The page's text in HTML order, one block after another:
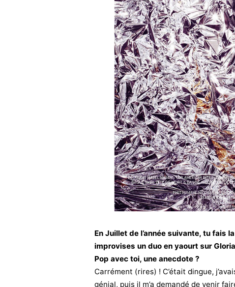
En Juillet de l’année suivante, tu fais
improvises un duo en yaourt sur
Pop avec toi, une anecdote ?
Carrément (rires) ! C’était dingue,
génial, puis il m’a demandé de venir